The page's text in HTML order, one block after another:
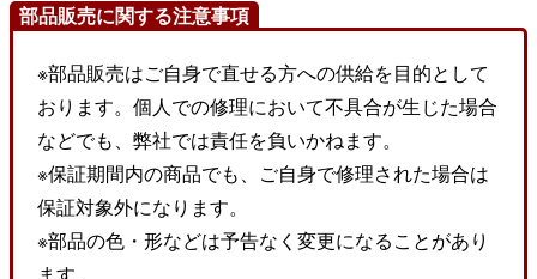
部品販売に関する注意事項
※部品販売はご自身で直せる方への供給を目的として
おります。個人での修理において不具合が生じた場合
などでも、弊社では責任を負いかねます。
※保証期間内の商品でも、ご自身で修理された場合は
保証対象外になります。
※部品の色・形などは予告なく変更になることがあり
ます。